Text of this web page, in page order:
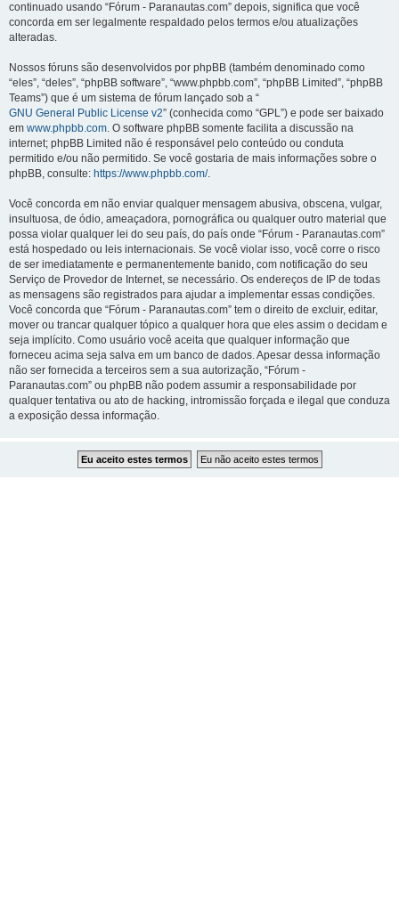
continuado usando “Fórum - Paranautas.com” depois, significa que você
concorda em ser legalmente respaldado pelos termos e/ou atualizações
alteradas.
Nossos fóruns são desenvolvidos por phpBB (também denominado como
“eles”, “deles”, “phpBB software”, “www.phpbb.com”, “phpBB Limited”, “phpBB
Teams”) que é um sistema de fórum lançado sob a “
GNU General Public License v2” (conhecida como “GPL”) e pode ser baixado
em www.phpbb.com. O software phpBB somente facilita a discussão na
internet; phpBB Limited não é responsável pelo conteúdo ou conduta
permitido e/ou não permitido. Se você gostaria de mais informações sobre o
phpBB, consulte: https://www.phpbb.com/.
Você concorda em não enviar qualquer mensagem abusiva, obscena, vulgar,
insultuosa, de ódio, ameaçadora, pornográfica ou qualquer outro material que
possa violar qualquer lei do seu país, do país onde “Fórum - Paranautas.com”
está hospedado ou leis internacionais. Se você violar isso, você corre o risco
de ser imediatamente e permanentemente banido, com notificação do seu
Serviço de Provedor de Internet, se necessário. Os endereços de IP de todas
as mensagens são registrados para ajudar a implementar essas condições.
Você concorda que “Fórum - Paranautas.com” tem o direito de excluir, editar,
mover ou trancar qualquer tópico a qualquer hora que eles assim o decidam e
seja implícito. Como usuário você aceita que qualquer informação que
forneceu acima seja salva em um banco de dados. Apesar dessa informação
não ser fornecida a terceiros sem a sua autorização, “Fórum -
Paranautas.com” ou phpBB não podem assumir a responsabilidade por
qualquer tentativa ou ato de hacking, intromissão forçada e ilegal que conduza
a exposição dessa informação.